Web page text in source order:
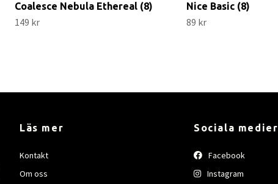
Coalesce Nebula Ethereal (8)
149 kr
Nice Basic (8)
89 kr
Läs mer
Kontakt
Om oss
Sociala medier
Facebook
Instagram